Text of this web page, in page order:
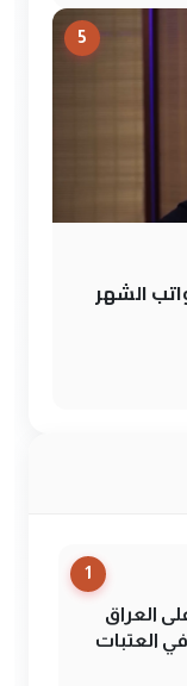
5
الشهر
1
العراق
العتبات